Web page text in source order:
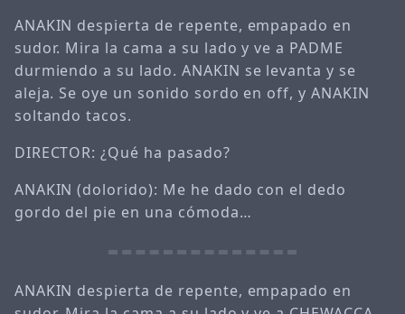
ANAKIN despierta de repente, empapado en
sudor. Mira la cama a su lado y ve a PADME
durmiendo a su lado. ANAKIN se levanta y se
aleja. Se oye un sonido sordo en off, y ANAKIN
soltando tacos.
DIRECTOR: ¿Qué ha pasado?
ANAKIN (dolorido): Me he dado con el dedo
gordo del pie en una cómoda…
ANAKIN despierta de repente, empapado en